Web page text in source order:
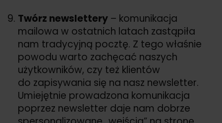
Twórz newslettery – komunikacja
mailowa w ostatnich latach zastąpiła
nam tradycyjną pocztę. Z tego właśnie
powodu warto zachęcać naszych
użytkowników, czy też klientów
do zapisywania się na nasz newsletter.
Umiejętnie prowadzona komunikacja
poprzez newsletter daje nam dobrze